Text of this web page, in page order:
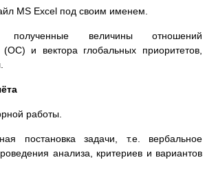
MS Excel под своим именем.
величины отношений
(ОС) и вектора глобальных приоритетов,
работы.
постановка задачи, т.е. вербальное
анализа, критериев и вариантов